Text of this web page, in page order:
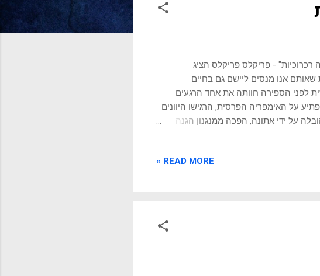
רכרוכיות" - פריקלס פריקלס הציג
שאותם אנו מנסים ליישם גם בחיים
לפני הספירה חוותה את אחד הרגעים
על האימפריה הפרסית, הרגישו היוונים
על ידי אתונה, הפכה ממנגנון הגנה
קדמה ושפע כלכלי כתוצאה מהמשחק
READ MORE »